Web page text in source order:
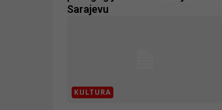
Sarajevu
KULTURA